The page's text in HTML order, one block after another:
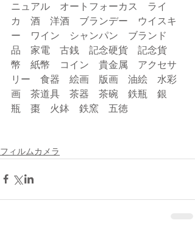
ニュアル　オートフォーカス　ライ
カ　酒　洋酒　ブランデー　ウイスキ
ー　ワイン　シャンパン　ブランド
品　家電　古銭　記念硬貨　記念貨
幣　紙幣　コイン　貴金属　アクセサ
リー　食器　絵画　版画　油絵　水彩
画　茶道具　茶器　茶碗　鉄瓶　銀
瓶　棗　火鉢　鉄窯　五徳
フィルムカメラ